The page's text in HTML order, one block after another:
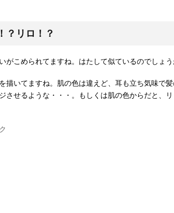
？リロ！？
がこめられてますね。はたして似ているのでしょう
描いてますね。肌の色は違えど、耳も立ち気味で
させるような・・・。もしくは肌の色からだと、